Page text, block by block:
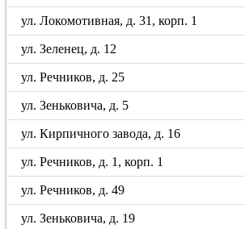
ул. Локомотивная, д. 31, корп. 1
ул. Зеленец, д. 12
ул. Речников, д. 25
ул. Зеньковича, д. 5
ул. Кирпичного завода, д. 16
ул. Речников, д. 1, корп. 1
ул. Речников, д. 49
ул. Зеньковича, д. 19